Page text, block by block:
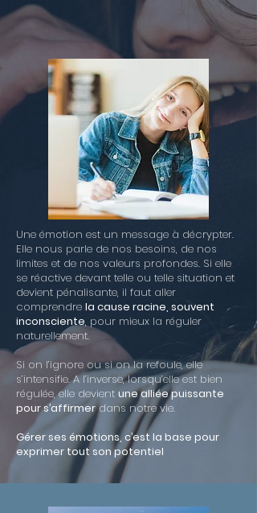
Une émotion est un message à décrypter.
Elle nous parle de nos besoins, de nos
limites et de nos valeurs profondes. Si elle
se réactive devant telle ou telle situation et
devient pénalisante, il faut aller
comprendre la cause racine, souvent
inconsciente, pour mieux la réguler
naturellement.
Si on l’ignore ou si on la refoule, elle
s’intensifie. A l’inverse, lorsqu’elle est bien
régulée, elle devient une alliée puissante
pour s’affirmerdans notre vie.
Gérer ses émotions, c’est la base pour
exprimer tout son potentiel